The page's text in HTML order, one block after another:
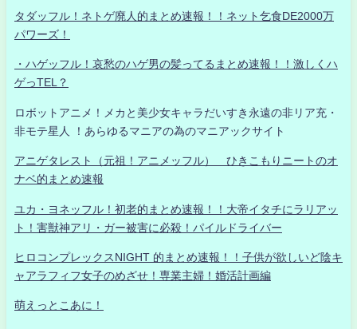
タダッフル！ネトゲ廃人的まとめ速報！！ネット乞食DE2000万
パワーズ！
・ハゲッフル！哀愁のハゲ男の髪ってるまとめ速報！！激しくハ
ゲっTEL？
ロボットアニメ！メカと美少女キャラだいすき永遠の非リア充・
非モテ星人 ！あらゆるマニアの為のマニアックサイト
アニゲタレスト（元祖！アニメッフル） ひきこもりニートのオ
ナベ的まとめ速報
ユカ・ヨネッフル！初老的まとめ速報！！大帝イタチにラリアッ
ト！害獣神アリ・ガー被害に必殺！パイルドライバー
ヒロコンプレックスNIGHT 的まとめ速報！！子供が欲しいど陰キ
ャアラフィフ女子のめざせ！専業主婦！婚活計画編
萌えっとこあに！